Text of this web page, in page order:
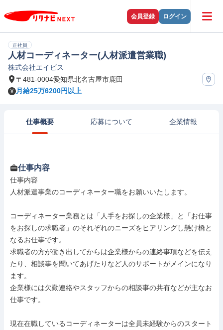
会員登録 ログイン
正社員
人材コーディネーター(人材派遣営業職)
株式会社エイビス
〒481-0004愛知県北名古屋市鹿田
月給25万6200円以上
仕事概要 応募について 企業情報
仕事内容
仕事内容
人材派遣事業のコーディネーター職をお願いいたします。
コーディネーター業務とは「人手をお探しの企業様」と「お仕事
をお探しの求職者」のそれぞれのニーズをヒアリングし懸け橋と
なるお仕事です。
求職者の方が働き出してからは企業様からの連絡事項などを伝え
たり、相談事を聞いてあげたりなど人のサポートがメインになり
ます。
企業様には欠勤連絡やスタッフからの相談事の共有などが主なお
仕事です。
現在在職しているコーディネーターは全員未経験からのスタート